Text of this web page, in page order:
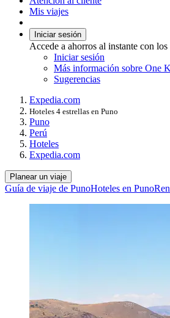
Mis viajes
Iniciar sesión
Accede a ahorros al instante con
Iniciar sesión
Más información sobre One
Sugerencias
Expedia.com
Hoteles 4 estrellas en Puno
Puno
Perú
Hoteles
Expedia.com
Planear un viaje
Guía de viaje de PunoHoteles en Puno